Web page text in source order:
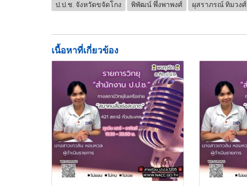
ป.ป.ช. จังหวัดขจัดโกง พิพัฒน์ พึ่งพาพงศ์ ผุสราภรณ์ ทิมวงศ์
เนื้อหาที่เกี่ยวข้อง